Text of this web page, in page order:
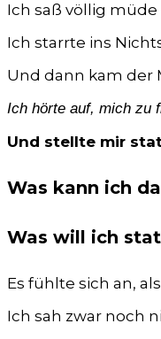
Ich saß völlig
Ich starrte ins
Und dann kam der
Ich hörte auf, mich zu
Und stellte mir
Was kann ich
Was will ich
Es fühlte sich an,
Ich sah zwar noch